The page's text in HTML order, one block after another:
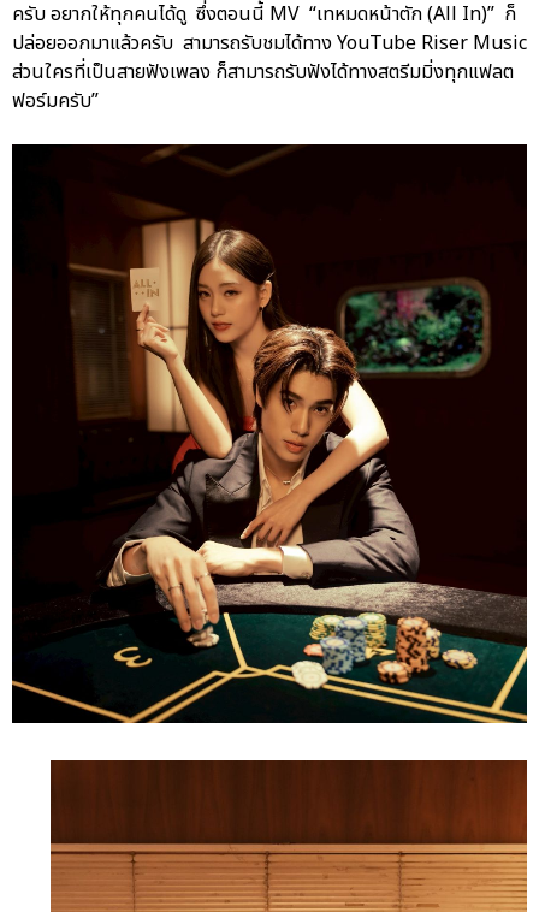
ครับ อยากให้ทุกคนได้ดู ซึ่งตอนนี้ MV “เทหมดหน้าตัก (All In)” ก็
ปล่อยออกมาแล้วครับ สามารถรับชมได้ทาง YouTube Riser Music
ส่วนใครที่เป็นสายฟังเพลง ก็สามารถรับฟังได้ทางสตรีมมิ่งทุกแฟลต
ฟอร์มครับ”